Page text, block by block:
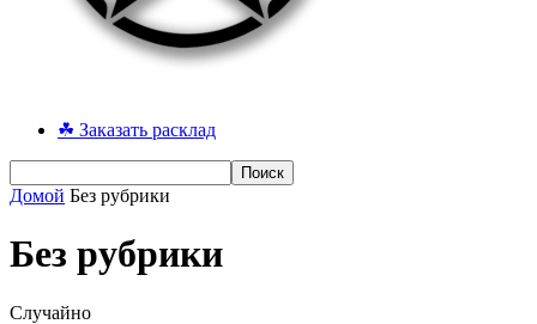
☘ Заказать расклад
Домой Без рубрики
Без рубрики
Случайно